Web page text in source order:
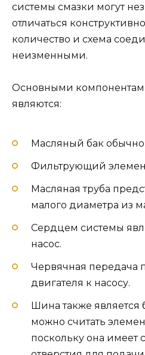
системы смазки могут
отличаться
количество и схема
неизменными.
Основными
являются:
Масляный бак обычно
Фильтрующий
Масляная труба
малого диаметра из
Сердцем системы
насос.
Червячная передача
двигателя к насосу.
Шина также является
можно считать
поскольку она имеет